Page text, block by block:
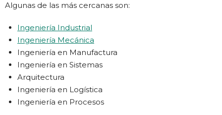
Algunas de las más cercanas son:
Ingeniería Industrial
Ingeniería Mecánica
Ingeniería en Manufactura
Ingeniería en Sistemas
Arquitectura
Ingeniería en Logística
Ingeniería en Procesos